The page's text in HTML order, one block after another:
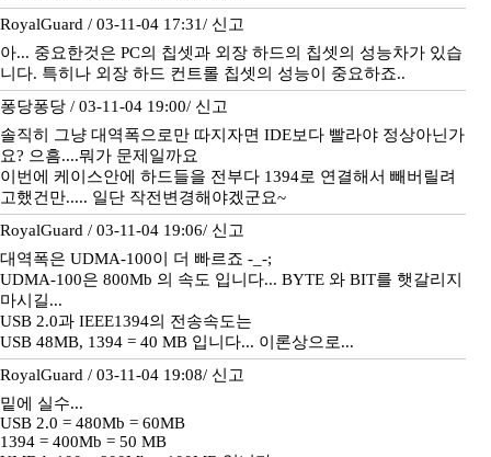
RoyalGuard / 03-11-04 17:31/ 신고
아... 중요한것은 PC의 칩셋과 외장 하드의 칩셋의 성능차가 있습
니다. 특히나 외장 하드 컨트롤 칩셋의 성능이 중요하죠..
퐁당퐁당 / 03-11-04 19:00/ 신고
솔직히 그냥 대역폭으로만 따지자면 IDE보다 빨라야 정상아닌가
요? 으흠....뭐가 문제일까요
이번에 케이스안에 하드들을 전부다 1394로 연결해서 빼버릴려
고했건만..... 일단 작전변경해야겠군요~
RoyalGuard / 03-11-04 19:06/ 신고
대역폭은 UDMA-100이 더 빠르죠 -_-;
UDMA-100은 800Mb 의 속도 입니다... BYTE 와 BIT를 햇갈리지
마시길...
USB 2.0과 IEEE1394의 전송속도는
USB 48MB, 1394 = 40 MB 입니다... 이론상으로...
RoyalGuard / 03-11-04 19:08/ 신고
밑에 실수...
USB 2.0 = 480Mb = 60MB
1394 = 400Mb = 50 MB